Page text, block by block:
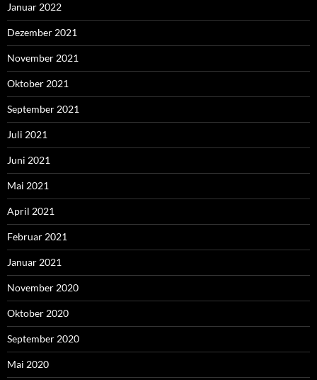
Januar 2022
Dezember 2021
November 2021
Oktober 2021
September 2021
Juli 2021
Juni 2021
Mai 2021
April 2021
Februar 2021
Januar 2021
November 2020
Oktober 2020
September 2020
Mai 2020